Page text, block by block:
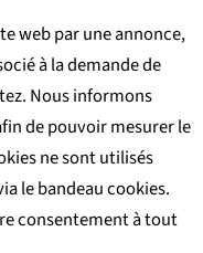
web par une annonce,
à la demande de
Nous informons
de pouvoir mesurer le
ne sont utilisés
le bandeau cookies.
consentement à tout